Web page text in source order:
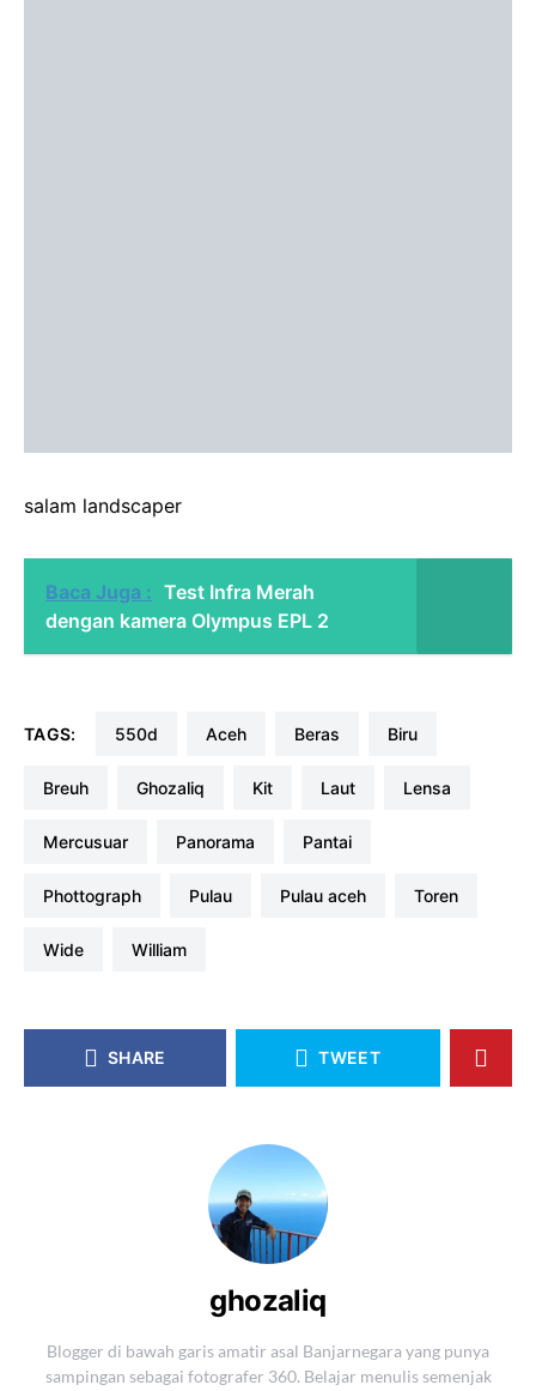
salam landscaper
Baca Juga : Test Infra Merah
dengan kamera Olympus EPL 2
TAGS: 550d aceh beras biru
breuh ghozaliq kit laut lensa
mercusuar panorama pantai
phottograph pulau pulau aceh toren
wide william
SHARE TWEET
ghozaliq
Blogger di bawah garis amatir asal Banjarnegara yang punya
sampingan sebagai fotografer 360. Belajar menulis semenjak